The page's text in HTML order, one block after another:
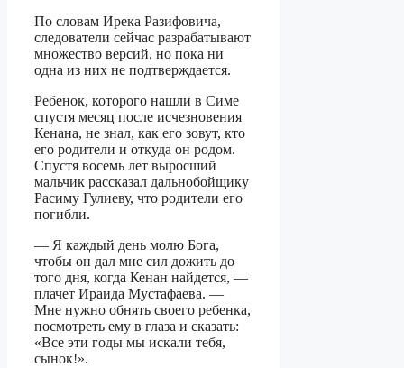
По словам Ирека Разифовича,
следователи сейчас разрабатывают
множество версий, но пока ни
одна из них не подтверждается.
Ребенок, которого нашли в Симе
спустя месяц после исчезновения
Кенана, не знал, как его зовут, кто
его родители и откуда он родом.
Спустя восемь лет выросший
мальчик рассказал дальнобойщику
Расиму Гулиеву, что родители его
погибли.
— Я каждый день молю Бога,
чтобы он дал мне сил дожить до
того дня, когда Кенан найдется, —
плачет Ираида Мустафаева. —
Мне нужно обнять своего ребенка,
посмотреть ему в глаза и сказать:
«Все эти годы мы искали тебя,
сынок!».